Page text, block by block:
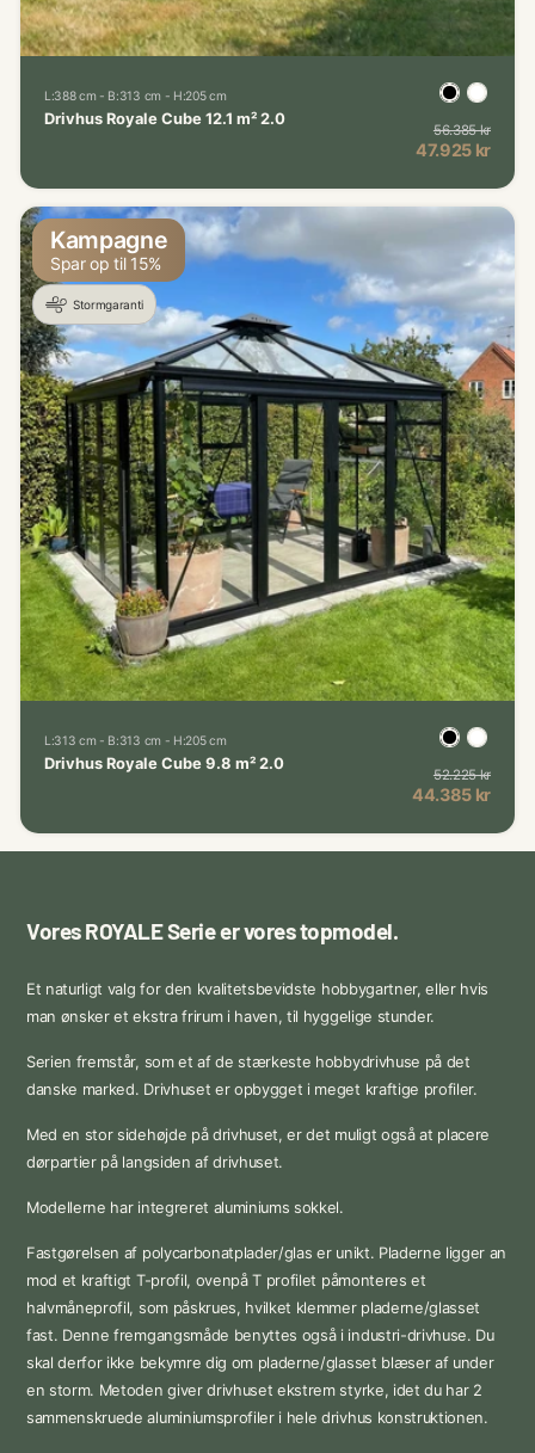
L:388 cm - B:313 cm - H:205 cm
Drivhus Royale Cube 12.1 m² 2.0
56.385 kr
Kampagnepris
47.925 kr
Kampagne
Spar op til 15%
Stormgaranti
L:313 cm - B:313 cm - H:205 cm
Drivhus Royale Cube 9.8 m² 2.0
52.225 kr
Kampagnepris
44.385 kr
Vores ROYALE Serie er vores topmodel.
Et naturligt valg for den kvalitetsbevidste hobbygartner, eller hvis
man ønsker et ekstra frirum i haven, til hyggelige stunder.
Serien fremstår, som et af de stærkeste hobbydrivhuse på det
danske marked. Drivhuset er opbygget i meget kraftige profiler.
Med en stor sidehøjde på drivhuset, er det muligt også at placere
dørpartier på langsiden af drivhuset.
Modellerne har integreret aluminiums sokkel.
Fastgørelsen af polycarbonatplader/glas er unikt. Pladerne ligger an
mod et kraftigt T-profil, ovenpå T profilet påmonteres et
halvmåneprofil, som påskrues, hvilket klemmer pladerne/glasset
fast. Denne fremgangsmåde benyttes også i industri-drivhuse. Du
skal derfor ikke bekymre dig om pladerne/glasset blæser af under
en storm. Metoden giver drivhuset ekstrem styrke, idet du har 2
sammenskruede aluminiumsprofiler i hele drivhus konstruktionen.